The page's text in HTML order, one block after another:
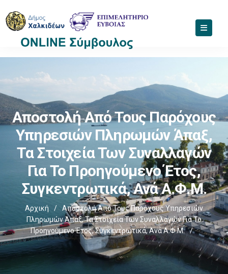
Αποστολή Από Τους Παρόχους
Υπηρεσιών Πληρωμών Άπαξ,
Τα Στοιχεία Των Συναλλαγών
Για Το Προηγούμενο Έτος,
Συγκεντρωτικά, Ανά Α.Φ.Μ.
Αρχική /
Αποστολή Από Τους Παρόχους Υπηρεσιών
Πληρωμών Άπαξ, Τα Στοιχεία Των Συναλλαγών Για Το
Προηγούμενο Έτος, Συγκεντρωτικά, Ανά Α.Φ.Μ.
/